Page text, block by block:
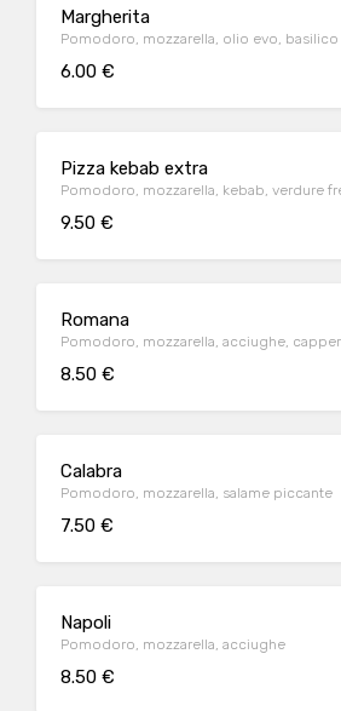
Margherita
Pomodoro, mozzarella, olio evo, basilico
6.00 €
Pizza kebab extra
Pomodoro, mozzarella, kebab, verdure
9.50 €
Romana
Pomodoro, mozzarella, acciughe,
8.50 €
Calabra
Pomodoro, mozzarella, salame piccante
7.50 €
Napoli
Pomodoro, mozzarella, acciughe
8.50 €